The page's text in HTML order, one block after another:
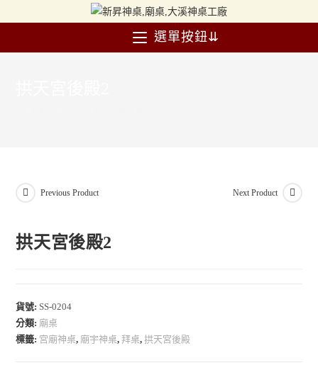
選單按鈕⇊
Previous Product Next Product
拱天宮後殿2
貨號: SS-0204
分類: 廟桌
標籤: 宮廟神桌, 廟宇神桌,拜桌,拱天宮後殿